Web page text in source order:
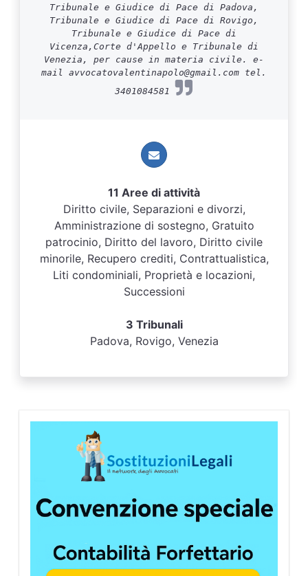
Tribunale e Giudice di Pace di Padova,
Tribunale e Giudice di Pace di Rovigo,
Tribunale e Giudice di Pace di
Vicenza,Corte d'Appello e Tribunale di
Venezia, per cause in materia civile. e-
mail avvocatovalentinapolo@gmail.com tel.
3401084581
11 Aree di attività
Diritto civile, Separazioni e divorzi,
Amministrazione di sostegno, Gratuito
patrocinio, Diritto del lavoro, Diritto civile
minorile, Recupero crediti, Contrattualistica,
Liti condominiali, Proprietà e locazioni,
Successioni
3 Tribunali
Padova, Rovigo, Venezia